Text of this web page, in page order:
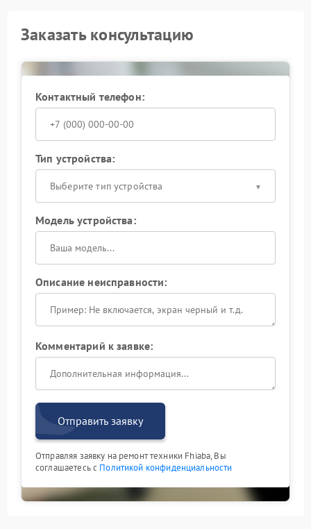
Заказать консультацию
Контактный телефон:
Тип устройства:
Выберите тип устройства
Модель устройства:
Описание неисправности:
Комментарий к заявке:
Отправить заявку
Отправляя заявку на ремонт техники Fhiaba, Вы
соглашаетесь с Политикой конфиденциальности